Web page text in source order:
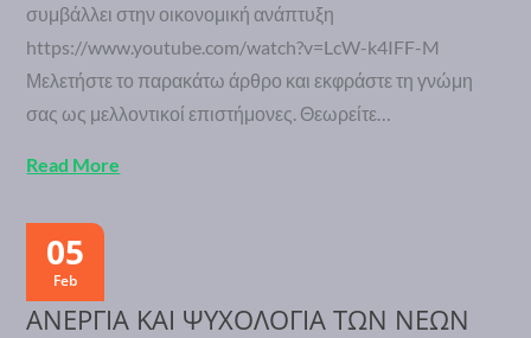
συμβάλλει στην οικονομική ανάπτυξη
https://www.youtube.com/watch?v=LcW-k4IFF-M
Μελετήστε το παρακάτω άρθρο και εκφράστε τη γνώμη
σας ως μελλοντικοί επιστήμονες. Θεωρείτε…
Read More
05
Feb
ΑΝΕΡΓΙΑ ΚΑΙ ΨΥΧΟΛΟΓΙΑ ΤΩΝ ΝΕΩΝ